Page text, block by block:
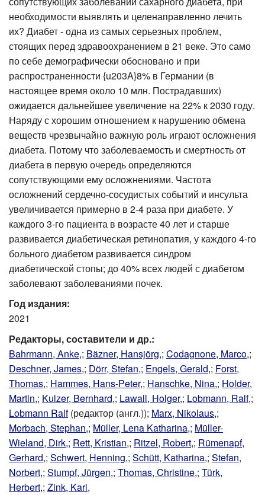
необходимости выявлять и целенаправленно лечить
их? Диабет - одна из самых серьезных проблем,
стоящих перед здравоохранением в 21 веке. Это само
по себе демографически обосновано и при
распространенности {u203A}8% в Германии (в
настоящее время около 10 млн. Пострадавших)
ожидается дальнейшее увеличение на 22% к 2030 году.
Наряду с хорошим отношением к нарушению обмена
веществ чрезвычайно важную роль играют осложнения
диабета. Потому что заболеваемость и смертность от
диабета в первую очередь определяются
сопутствующими ему осложнениями. Частота
осложнений сердечно-сосудистых событий и инсульта
увеличивается примерно в 2-4 раза при диабете. У
каждого 3-го пациента в возрасте 40 лет и старше
развивается диабетическая ретинопатия, у каждого 4-го
больного диабетом развивается синдром
диабетической стопы; до 40% всех людей с диабетом
заболевают заболеваниями почек.
Год издания:
2021
Редакторы, составители и др.:
Bahrmann, Anke,; Bäzner, Hansjörg,; Codagnone, Marco,;
Deschner, James,; Dörr, Stefan,; Engels, Gerald,; Forst,
Thomas,; Hammes, Hans-Peter,; Hanschke, Nina,; Holder,
Martin,; Kulzer, Bernhard,; Lawall, Holger,; Lobmann, Ralf,;
Lobmann Ralf(редактор (англ.)); Marx, Nikolaus,;
Morbach, Stephan,; Müller, Lena Katharina,; Müller-
Wieland, Dirk,; Rett, Kristian,; Ritzel, Robert,; Rümenapf,
Gerhard,; Schwert, Henning,; Schütt, Katharina,; Stefan,
Norbert,; Stumpf, Jürgen,; Thomas, Christine,; Türk,
Herbert,; Zink, Karl,